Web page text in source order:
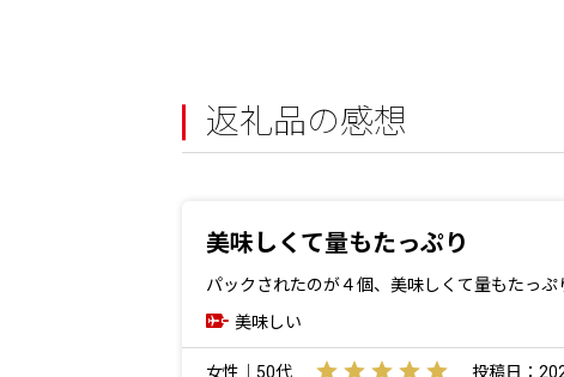
返礼品の感想
美味しくて量もたっぷり
パックされたのが４個、美味しくて量もたっぷ
美味しい
女性｜50代 投稿日：